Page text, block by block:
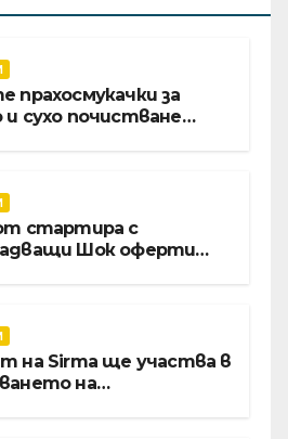
прахосмукачки за
и сухо почистване
стартира с
Шок оферти
на Sirma ще участва в
на